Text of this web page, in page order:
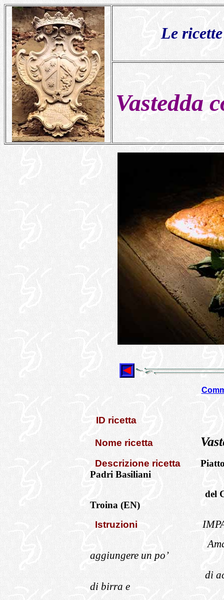
Le
Vastedda
ID ricetta
Nome ricetta
Descrizione ricetta
Padri Basiliani
del
Troina (EN)
Istruzioni
aggiungere un po’
di
di birra e